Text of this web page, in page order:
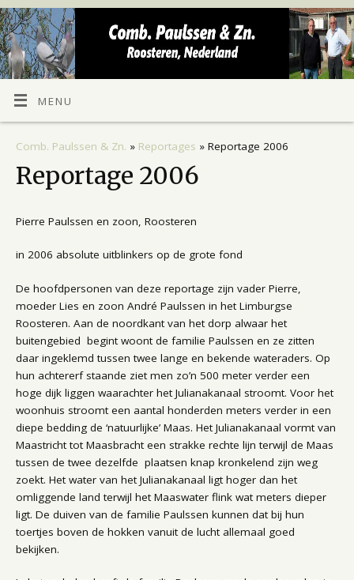
MENU
Comb. Paulssen & Zn. » Reportages » Reportage 2006
Reportage 2006
Pierre Paulssen en zoon, Roosteren
in 2006 absolute uitblinkers op de grote fond
De hoofdpersonen van deze reportage zijn vader Pierre,
moeder Lies en zoon André Paulssen in het Limburgse
Roosteren. Aan de noordkant van het dorp alwaar het
buitengebied begint woont de familie Paulssen en ze zitten
daar ingeklemd tussen twee lange en bekende wateraders. Op
hun achtererf staande ziet men zo’n 500 meter verder een
hoge dijk liggen waarachter het Julianakanaal stroomt. Voor het
woonhuis stroomt een aantal honderden meters verder in een
diepe bedding de ‘natuurlijke’ Maas. Het Julianakanaal vormt van
Maastricht tot Maasbracht een strakke rechte lijn terwijl de Maas
tussen de twee dezelfde plaatsen knap kronkelend zijn weg
zoekt. Het water van het Julianakanaal ligt hoger dan het
omliggende land terwijl het Maaswater flink wat meters dieper
ligt. De duiven van de familie Paulssen kunnen dat bij hun
toertjes boven de hokken vanuit de lucht allemaal goed
bekijken.